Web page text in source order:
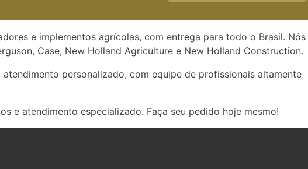
e implementos agrícolas, com entrega para todo o Brasil. Nós
Case, New Holland Agriculture e New Holland Construction.
personalizado, com equipe de profissionais altamente
e atendimento especializado. Faça seu pedido hoje mesmo!